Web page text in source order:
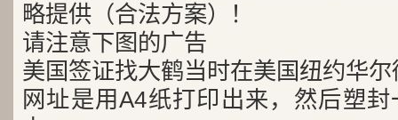
略提供（合法方案）！
请注意下图的广告
美国签证找大鹤当时在美国纽约华
网址是用A4纸打印出来，然后塑